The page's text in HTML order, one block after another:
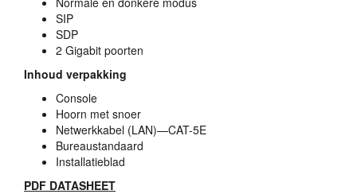
SIP
SDP
2 Gigabit poorten
Inhoud verpakking
Console
Hoorn met snoer
Netwerkkabel (LAN)—CAT-5E
Bureaustandaard
Installatieblad
PDF DATASHEET